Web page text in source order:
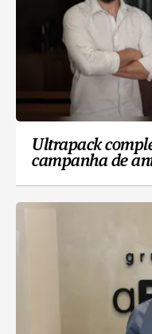
Ultrapack
campanha de